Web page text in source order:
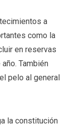
a
como la
en reservas
También
pelo al general
la constitución